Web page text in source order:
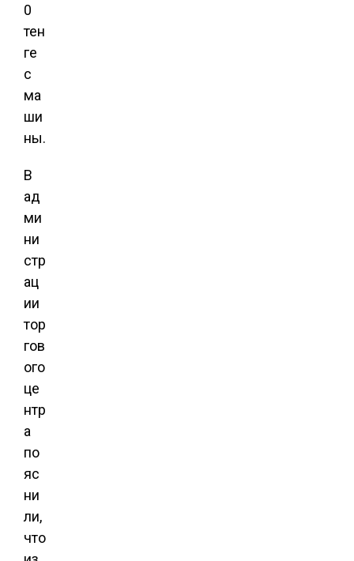
0
тен
ге
с
ма
ши
ны.
В
ад
ми
ни
стр
ац
ии
тор
гов
ого
це
нтр
а
по
яс
ни
ли,
что